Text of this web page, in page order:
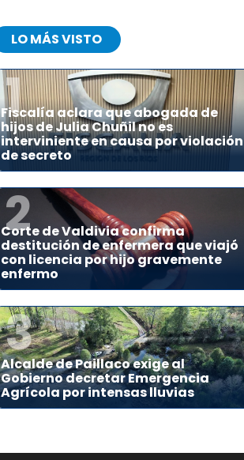
LO MÁS VISTO
1
Fiscalía aclara que abogada de
hijos de Julia Chuñil no es
interviniente en causa por violación
de secreto
2
Corte de Valdivia confirma
destitución de enfermera que viajó
con licencia por hijo gravemente
enfermo
3
Alcalde de Paillaco exige al
Gobierno decretar Emergencia
Agrícola por intensas lluvias